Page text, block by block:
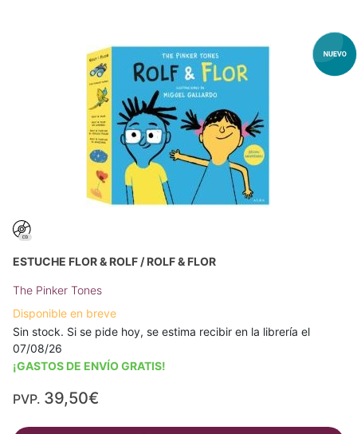
ESTUCHE FLOR & ROLF / ROLF & FLOR
The Pinker Tones
Disponible en breve
Sin stock. Si se pide hoy, se estima recibir en la librería el
07/08/26
¡GASTOS DE ENVÍO GRATIS!
PVP. 39,50€